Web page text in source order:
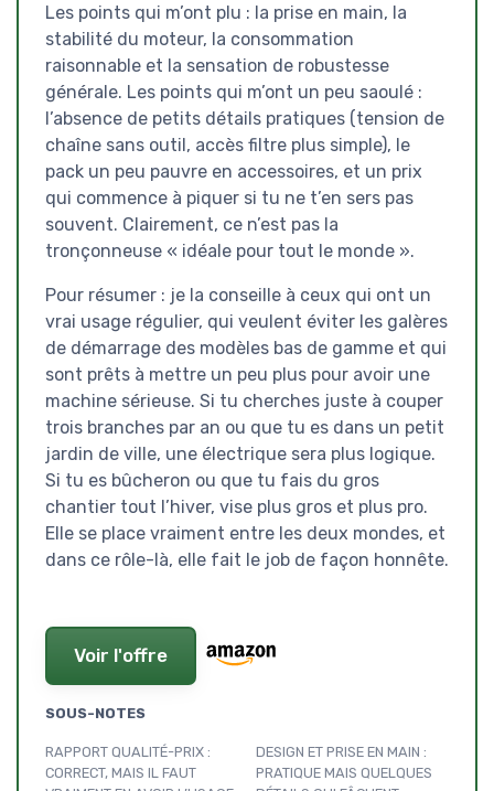
Les points qui m’ont plu : la prise en main, la
stabilité du moteur, la consommation
raisonnable et la sensation de robustesse
générale. Les points qui m’ont un peu saoulé :
l’absence de petits détails pratiques (tension de
chaîne sans outil, accès filtre plus simple), le
pack un peu pauvre en accessoires, et un prix
qui commence à piquer si tu ne t’en sers pas
souvent. Clairement, ce n’est pas la
tronçonneuse « idéale pour tout le monde ».
Pour résumer : je la conseille à ceux qui ont un
vrai usage régulier, qui veulent éviter les galères
de démarrage des modèles bas de gamme et qui
sont prêts à mettre un peu plus pour avoir une
machine sérieuse. Si tu cherches juste à couper
trois branches par an ou que tu es dans un petit
jardin de ville, une électrique sera plus logique.
Si tu es bûcheron ou que tu fais du gros
chantier tout l’hiver, vise plus gros et plus pro.
Elle se place vraiment entre les deux mondes, et
dans ce rôle-là, elle fait le job de façon honnête.
Voir l'offre
SOUS-NOTES
RAPPORT QUALITÉ-PRIX :
CORRECT, MAIS IL FAUT
DESIGN ET PRISE EN MAIN :
PRATIQUE MAIS QUELQUES